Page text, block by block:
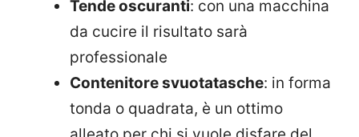
Tende oscuranti: con una macchina
da cucire il risultato sarà
professionale
Contenitore svuotatasche: in forma
tonda o quadrata, è un ottimo